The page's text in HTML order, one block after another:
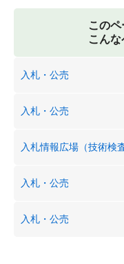
この
こん
入札・公売
入札・公売
入札情報広場（技術検
入札・公売
入札・公売